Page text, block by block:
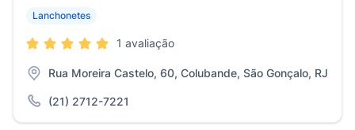
Lanchonetes
1 avaliação
Rua Moreira Castelo, 60, Colubande, São Gonçalo, RJ
(21) 2712-7221